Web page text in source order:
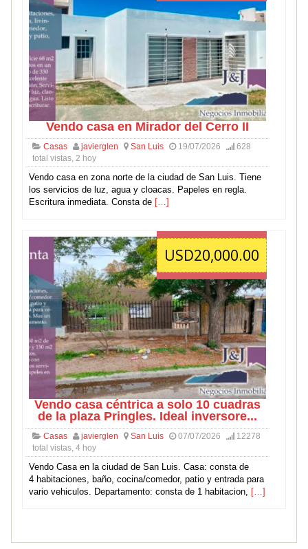
Vendo casa en Mirador del Cerro II
Casas javierglen San Luis 19/07/2026
628
total vistas, 2 hoy
Vendo casa en zona norte de la ciudad de San Luis. Tiene
los servicios de luz, agua y cloacas. Papeles en regla.
Escritura inmediata. Consta de […]
USD20,000.00
Vendo casa céntrica a solo 10 cuadras
de la plaza Pringles. Ideal inversore...
Casas javierglen San Luis 07/07/2026
12278
total vistas, 4 hoy
Vendo Casa en la ciudad de San Luis. Casa: consta de
4 habitaciones, baño, cocina/comedor, patio y entrada para
vario vehiculos. Departamento: consta de 1 habitacion,
[…]